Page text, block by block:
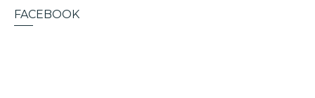
FACEBOOK